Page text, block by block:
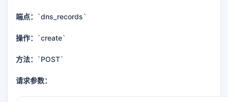
端点： `dns_records`
操作： `create`
方法： `POST`
请求参数：